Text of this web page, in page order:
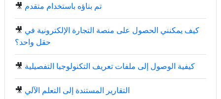
🎥 تم بناؤه باستخدام متقدم
🎥 كيف يمكنني الحصول على منصة التجارة الإلكترونية في
حقل واحد؟
🎥 كيفية الوصول إلى ملفات تعريف التكنولوجيا التفصيلية
🎥 التقارير المستندة إلى التعلم الآلي